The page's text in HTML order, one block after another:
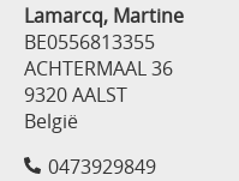
Lamarcq, Martine
BE0556813355
ACHTERMAAL 36
9320 AALST
België
0473929849